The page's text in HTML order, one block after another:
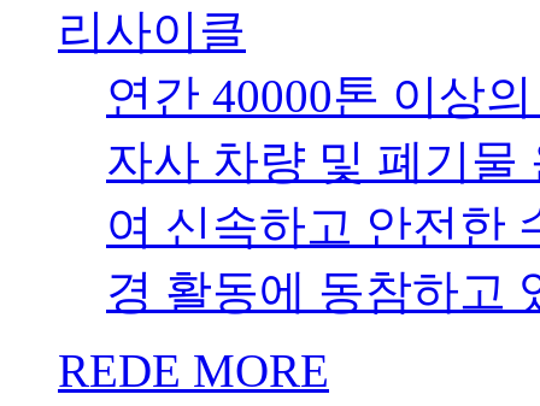
리사이클
연간 40000톤 이상
자사 차량 및 폐기물
여 신속하고 안전한
경 활동에 동참하고
REDE MORE